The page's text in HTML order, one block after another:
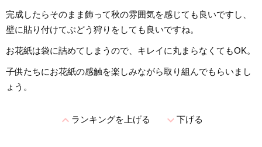
完成したらそのまま飾って秋の雰囲気を感じても良いですし、
壁に貼り付けてぶどう狩りをしても良いですね。
お花紙は袋に詰めてしまうので、キレイに丸まらなくてもOK。
子供たちにお花紙の感触を楽しみながら取り組んでもらいまし
ょう。
expand_lessランキングを上げる expand_more下げる